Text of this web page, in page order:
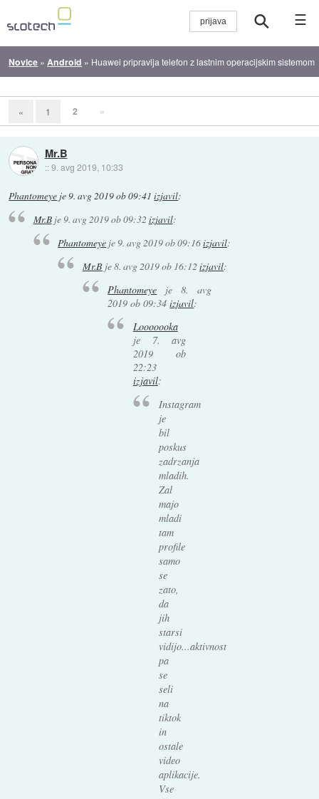
☰
Novice » Android » Huawei pripravlja telefon z lastnim operacijskim sistemom
« 1 2 »
Mr.B
::9. avg 2019, 10:33
Phantomeye je9. avg 2019 ob 09:41 izjavil:
Mr.Bje9. avg 2019 ob 09:32 izjavil:
Phantomeye je9. avg 2019 ob 09:16izjavil:
Mr.B je8. avg 2019 ob 16:12izjavil:
Phantomeye je 8. avg
2019 ob 09:34 izjavil:
Looooooka
je 7. avg
2019 ob
22:23
izjavil:
Instagram
je
bil
poskus
zadrzanja
mladih.
Zal
majo
mladi
tam
profile
samo
se
zato,
da
jih
starsi
vidijo...aktivnost
pa
se
seli
na
tiktok
in
ostale
video
aplikacije.
Vse